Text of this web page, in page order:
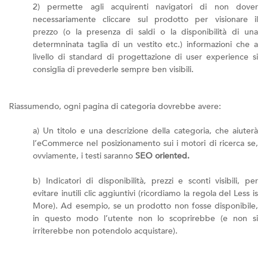
2) permette agli acquirenti navigatori di non dover
necessariamente cliccare sul prodotto per visionare il
prezzo (o la presenza di saldi o la disponibilità di una
determninata taglia di un vestito etc.) informazioni che a
livello di standard di progettazione di user experience si
consiglia di prevederle sempre ben visibili.
Riassumendo, ogni pagina di categoria dovrebbe avere:
a) Un titolo e una descrizione della categoria, che aiuterà
l’eCommerce nel posizionamento sui i motori di ricerca se,
ovviamente, i testi saranno SEO oriented.
b) Indicatori di disponibilità, prezzi e sconti visibili, per
evitare inutili clic aggiuntivi (ricordiamo la regola del Less is
More). Ad esempio, se un prodotto non fosse disponibile,
in questo modo l’utente non lo scoprirebbe (e non si
irriterebbe non potendolo acquistare).